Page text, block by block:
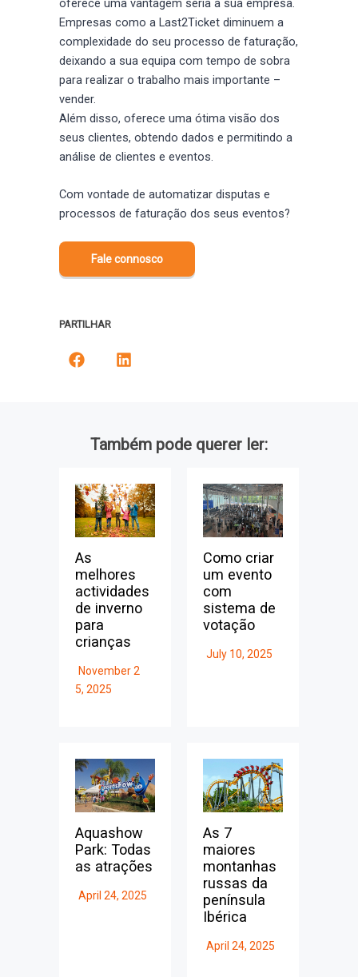
oferece uma vantagem séria à sua empresa.
Empresas como a Last2Ticket diminuem a
complexidade do seu processo de faturação,
deixando a sua equipa com tempo de sobra
para realizar o trabalho mais importante –
vender.
Além disso, oferece uma ótima visão dos
seus clientes, obtendo dados e permitindo a
análise de clientes e eventos.
Com vontade de automatizar disputas e
processos de faturação dos seus eventos?
Fale connosco
PARTILHAR
Também pode querer ler:
As
melhores
actividades
de inverno
para
crianças
November 2
5, 2025
Como criar
um evento
com
sistema de
votação
July 10, 2025
Aquashow
Park: Todas
as atrações
April 24, 2025
As 7
maiores
montanhas
russas da
península
Ibérica
April 24, 2025